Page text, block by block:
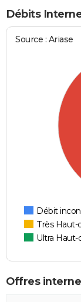
Bricolage
Lifestyle
Culture
Sport
Auto
Television
Voyage
Cinema
Débits
Source : Ariase
Débit
Très Haut-
Ultra
Offres